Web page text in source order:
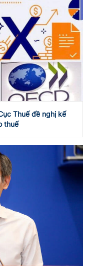
Thuế đề nghị kế
thuế